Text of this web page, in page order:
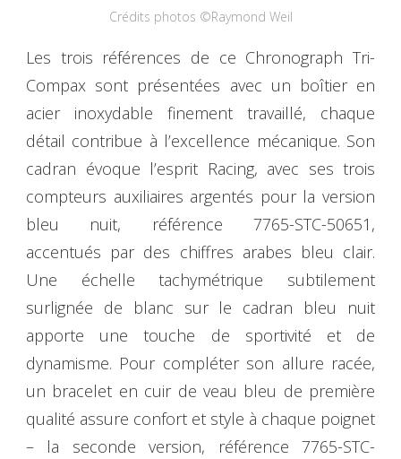
Crédits photos ©Raymond Weil
Les trois références de ce Chronograph Tri-
Compax sont présentées avec un boîtier en
acier inoxydable finement travaillé, chaque
détail contribue à l’excellence mécanique. Son
cadran évoque l’esprit Racing, avec ses trois
compteurs auxiliaires argentés pour la version
bleu nuit, référence 7765-STC-50651,
accentués par des chiffres arabes bleu clair.
Une échelle tachymétrique subtilement
surlignée de blanc sur le cadran bleu nuit
apporte une touche de sportivité et de
dynamisme. Pour compléter son allure racée,
un bracelet en cuir de veau bleu de première
qualité assure confort et style à chaque poignet
– la seconde version, référence 7765-STC-